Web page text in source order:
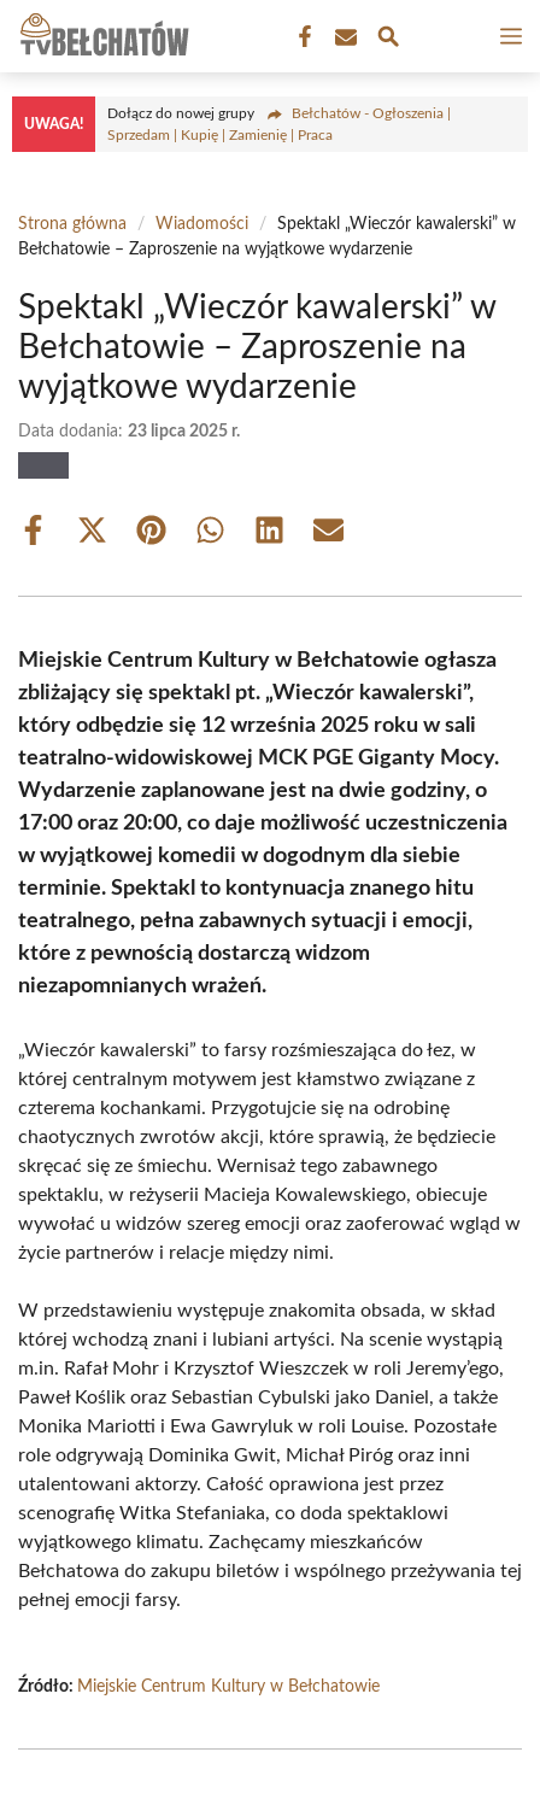
Przejdź
treści
UWAGA!
Dołącz do nowej grupy
Bełchatów - Ogłoszenia |
Sprzedam | Kupię | Zamienię | Praca
Strona główna / Wiadomości /
Spektakl „Wieczór kawalerski” w
Bełchatowie – Zaproszenie na wyjątkowe wydarzenie
Spektakl „Wieczór kawalerski” w
Bełchatowie – Zaproszenie na
wyjątkowe wydarzenie
Data dodania: 23 lipca 2025 r.
Share
Share
(Twitter)
Share Share Share Share
Miejskie Centrum Kultury w Bełchatowie ogłasza
zbliżający się spektakl pt. „Wieczór kawalerski”,
który odbędzie się 12 września 2025 roku w sali
teatralno-widowiskowej MCK PGE Giganty Mocy.
Wydarzenie zaplanowane jest na dwie godziny, o
17:00 oraz 20:00, co daje możliwość uczestniczenia
w wyjątkowej komedii w dogodnym dla siebie
terminie. Spektakl to kontynuacja znanego hitu
teatralnego, pełna zabawnych sytuacji i emocji,
które z pewnością dostarczą widzom
niezapomnianych wrażeń.
„Wieczór kawalerski” to farsy rozśmieszająca do łez, w
której centralnym motywem jest kłamstwo związane z
czterema kochankami. Przygotujcie się na odrobinę
chaotycznych zwrotów akcji, które sprawią, że będziecie
skręcać się ze śmiechu. Wernisaż tego zabawnego
spektaklu, w reżyserii Macieja Kowalewskiego, obiecuje
wywołać u widzów szereg emocji oraz zaoferować wgląd w
życie partnerów i relacje między nimi.
W przedstawieniu występuje znakomita obsada, w skład
której wchodzą znani i lubiani artyści. Na scenie wystąpią
m.in. Rafał Mohr i Krzysztof Wieszczek w roli Jeremy’ego,
Paweł Koślik oraz Sebastian Cybulski jako Daniel, a także
Monika Mariotti i Ewa Gawryluk w roli Louise. Pozostałe
role odgrywają Dominika Gwit, Michał Piróg oraz inni
utalentowani aktorzy. Całość oprawiona jest przez
scenografię Witka Stefaniaka, co doda spektaklowi
wyjątkowego klimatu. Zachęcamy mieszkańców
Bełchatowa do zakupu biletów i wspólnego przeżywania tej
pełnej emocji farsy.
Źródło: Miejskie Centrum Kultury w Bełchatowie